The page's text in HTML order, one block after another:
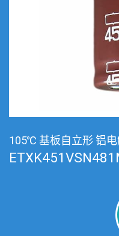
105℃ 基板自立形 铝电